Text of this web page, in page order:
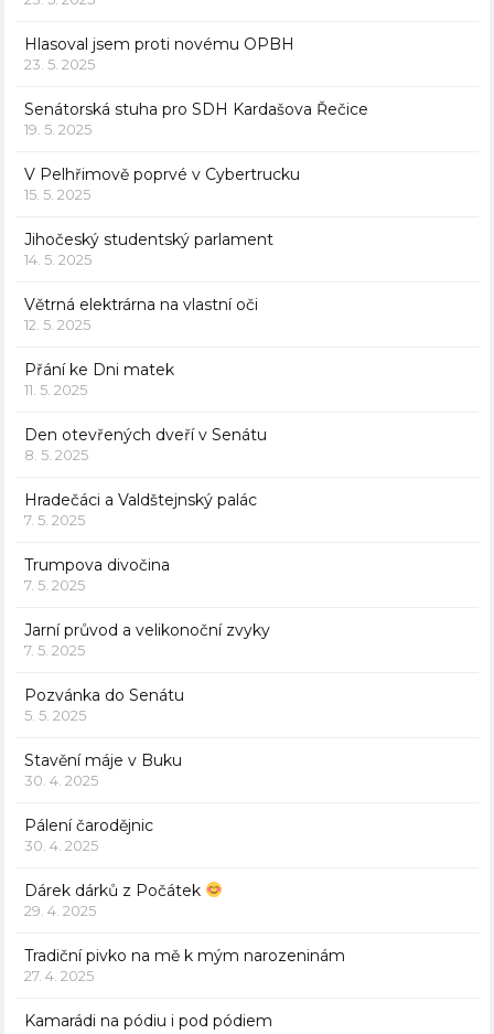
Hlasoval jsem proti novému OPBH
23. 5. 2025
Senátorská stuha pro SDH Kardašova Řečice
19. 5. 2025
V Pelhřimově poprvé v Cybertrucku
15. 5. 2025
Jihočeský studentský parlament
14. 5. 2025
Větrná elektrárna na vlastní oči
12. 5. 2025
Přání ke Dni matek
11. 5. 2025
Den otevřených dveří v Senátu
8. 5. 2025
Hradečáci a Valdštejnský palác
7. 5. 2025
Trumpova divočina
7. 5. 2025
Jarní průvod a velikonoční zvyky
7. 5. 2025
Pozvánka do Senátu
5. 5. 2025
Stavění máje v Buku
30. 4. 2025
Pálení čarodějnic
30. 4. 2025
Dárek dárků z Počátek
29. 4. 2025
Tradiční pivko na mě k mým narozeninám
27. 4. 2025
Kamarádi na pódiu i pod pódiem